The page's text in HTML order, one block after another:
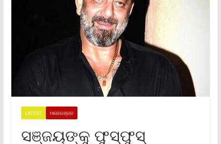
LATEST ମନୋରଞ୍ଜନ
ସଞ୍ଜୟଙ୍କୁ ଫୁସ୍‌ଫୁସ୍‌